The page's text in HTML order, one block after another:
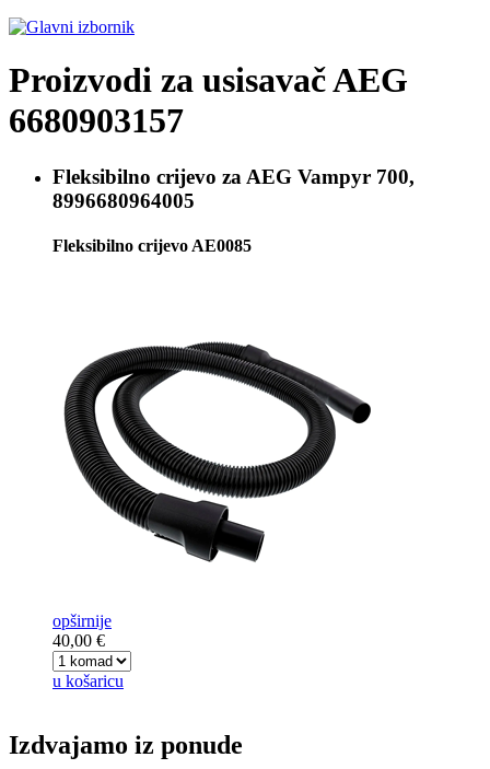
Proizvodi za usisavačAEG
6680903157
Fleksibilno crijevo za AEG Vampyr 700,
8996680964005
Fleksibilno crijevo AE0085
opširnije
40,00 €
u košaricu
Izdvajamo iz ponude